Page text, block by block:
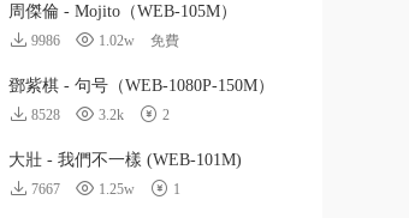
周傑倫 - Mojito（WEB-105M）
9986 1.02w 免費
鄧紫棋 - 句号（WEB-1080P-150M）
8528 3.2k 2
大壯 - 我們不一樣 (WEB-101M)
7667 1.25w 1